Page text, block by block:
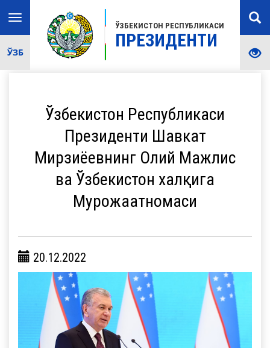
ЎЗБЕКИСТОН РЕСПУБЛИКАСИ
ПРЕЗИДЕНТИ
Toggle
navigation
ЎЗБ
Ўзбекистон Республикаси
Президенти Шавкат
Мирзиёевнинг Олий Мажлис
ва Ўзбекистон халқига
Мурожаатномаси
20.12.2022